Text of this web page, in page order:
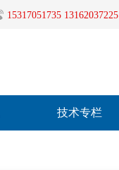
15317051735 13162037225
技术专栏